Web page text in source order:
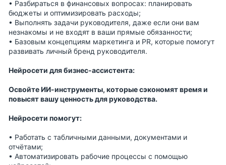
• Разбираться в финансовых вопросах: планировать
бюджеты и оптимизировать расходы;
• Выполнять задачи руководителя, даже если они вам
незнакомы и не входят в ваши прямые обязанности;
• Базовым концепциям маркетинга и PR, которые помогут
развивать личный бренд руководителя.
Нейросети для бизнес-ассистента:
Освойте ИИ-инструменты, которые сэкономят время и
повысят вашу ценность для руководства.
Нейросети помогут:
• Работать с табличными данными, документами и
отчётами;
• Автоматизировать рабочие процессы с помощью